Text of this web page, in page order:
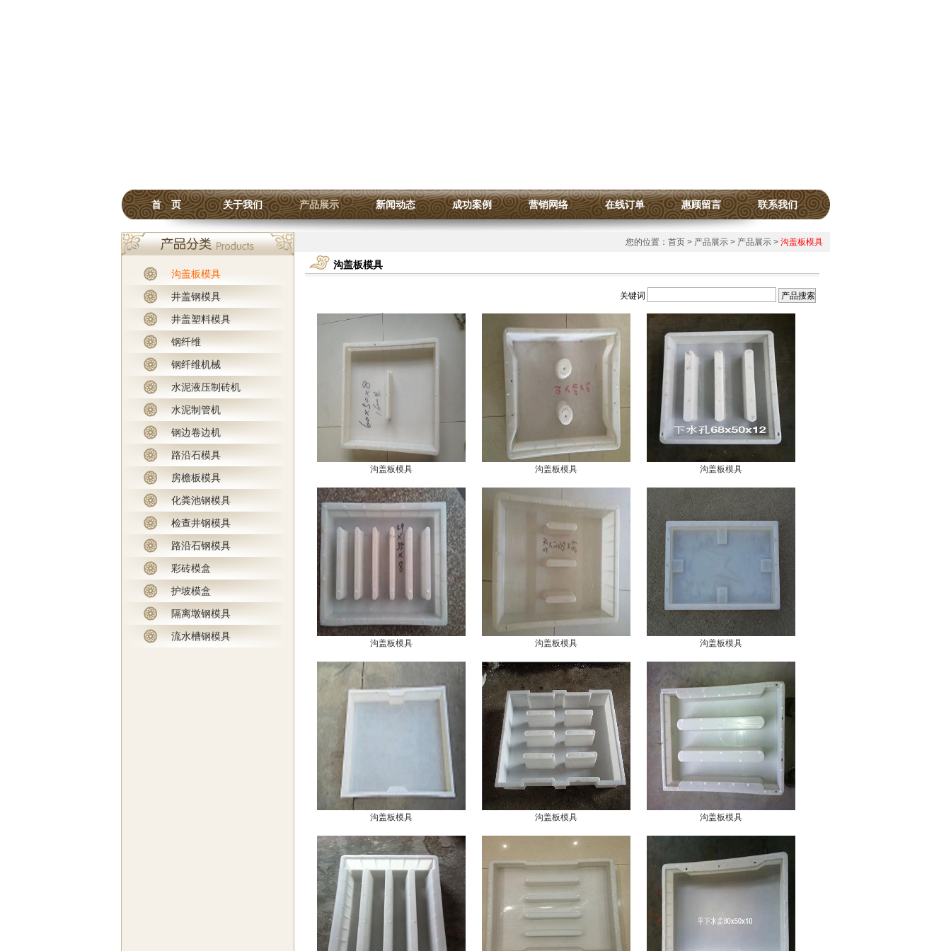
首 页 关于我们 产品展示 新闻动态 成功案例 营销网络 在线订单 惠顾留言 联系我们
沟盖板模具
井盖钢模具
井盖塑料模具
钢纤维
钢纤维机械
水泥液压制砖机
水泥制管机
钢边卷边机
路沿石模具
房檐板模具
化粪池钢模具
检查井钢模具
路沿石钢模具
彩砖模盒
护坡模盒
隔离墩钢模具
流水槽钢模具
您的位置： 首页 > 产品展示 > 产品展示 > 沟盖板模具
沟盖板模具
关键词
沟盖板模具 沟盖板模具 沟盖板模具
沟盖板模具 沟盖板模具 沟盖板模具
沟盖板模具 沟盖板模具 沟盖板模具